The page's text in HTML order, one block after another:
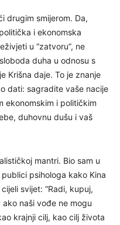
drugim smijerom. Da,
i ekonomska
u “zatvoru”, ne
duha u odnosu s
Krišna daje. To je znanje
dati: sagradite vaše nacije
ekonomskim i političkim
duhovnu dušu i vaš
mantri. Bio sam u
psihologa kako Kina
svijet: “Radi, kupuj,
ako naši vođe ne mogu
krajnji cilj, kao cilj života